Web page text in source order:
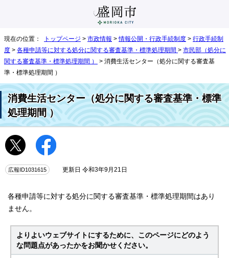
現在の位置： トップページ > 市政情報 >情報公開・行政手続制度 > 行政手続制
度 > 各種申請等に対する処分に関する審査基準・標準処理期間 > 市民部（処分に
関する審査基準・標準処理期間 ）
> 消費生活センター（処分に関する審査基
準・標準処理期間 ）
消費生活センター（処分に関する審査基準・標準
処理期間 ）
広報ID1031615 更新日 令和3年9月21日
各種申請等に対する処分に関する審査基準・標準処理期間はあり
ません。
よりよいウェブサイトにするために、このページにどのよう
な問題点があったかをお聞かせください。